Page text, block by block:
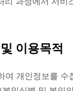
이용목적
여 개인정보를 수